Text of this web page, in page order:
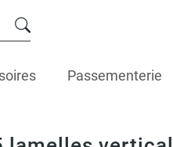
Passementerie